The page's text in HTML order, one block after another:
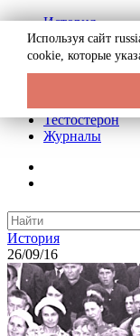
История
Биография
Криминал
Реклама на
Тестостерон
Журналы
История
26/09/16
Используя сайт
cookie, которые